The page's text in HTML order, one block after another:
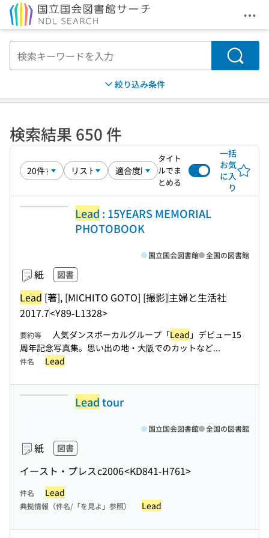
メ
検索
絞り込み条件
検索結果 650 件
タイト
ルでま
とめる
一括
お気
に入
り
Lead : 15YEARS MEMORIAL
PHOTOBOOK
紙 図書
Lead [著], [MICHITO GOTO] [撮影]主婦と生活社
2017.7<Y89-L1328>
国立国会図書館 全国の図書館
要約等 人気ダンスボーカルグループ「Lead 」デビュー15
周年記念写真集。思い出の地・大阪でのカットなど...
件名 Lead
Leadtour
紙 図書
イースト・プレスc2006<KD841-H761>
国立国会図書館 全国の図書館
件名 Lead
典拠情報（件名/「を見よ」参照） Lead